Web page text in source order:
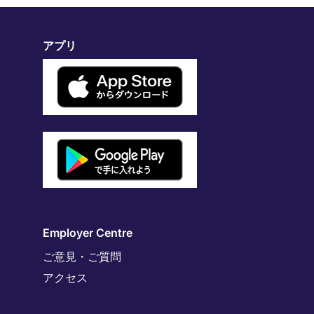
アプリ
Employer Centre
ご意見・ご質問
アクセス